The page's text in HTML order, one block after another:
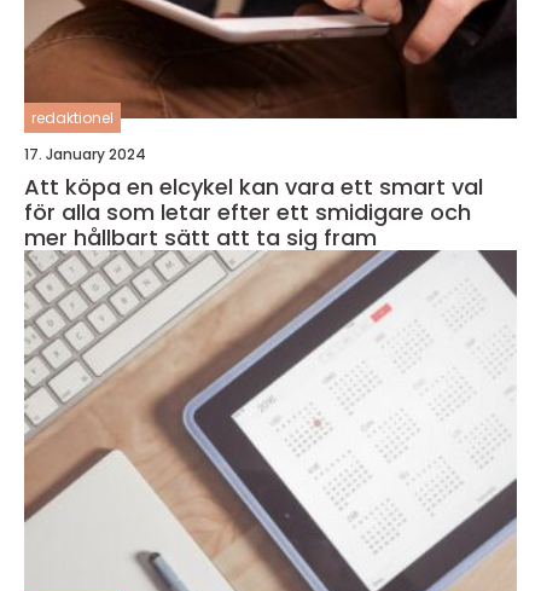
redaktionel
17. January 2024
Att köpa en elcykel kan vara ett smart val
för alla som letar efter ett smidigare och
mer hållbart sätt att ta sig fram